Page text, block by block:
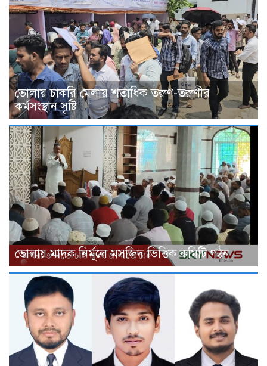
ভোলায় চাকরি মেলায় শতাধিক তরুণ-তরুণীর
কর্মসংস্থান সৃষ্টি
ভোলায় মাদক নির্মূলে মসজিদ ভিত্তিক কমিটি গঠন